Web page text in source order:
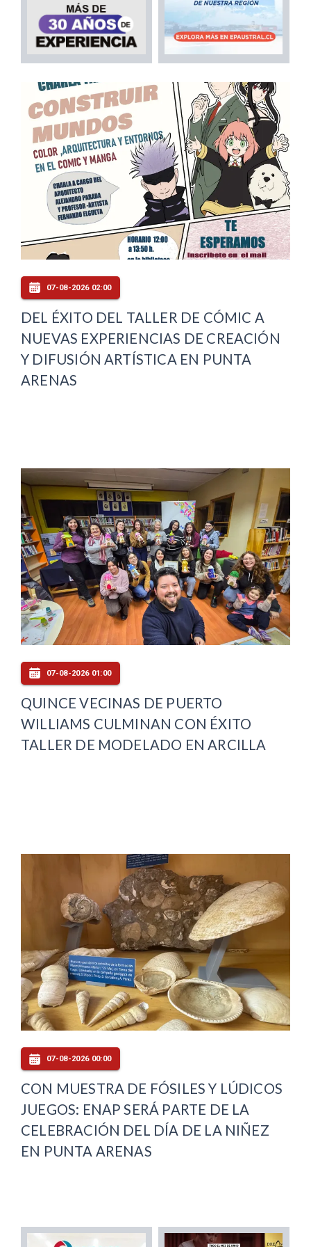
07-08-2026 02:00
DEL ÉXITO DEL TALLER DE CÓMIC A
NUEVAS EXPERIENCIAS DE CREACIÓN
Y DIFUSIÓN ARTÍSTICA EN PUNTA
ARENAS
07-08-2026 01:00
QUINCE VECINAS DE PUERTO
WILLIAMS CULMINAN CON ÉXITO
TALLER DE MODELADO EN ARCILLA
07-08-2026 00:00
CON MUESTRA DE FÓSILES Y LÚDICOS
JUEGOS: ENAP SERÁ PARTE DE LA
CELEBRACIÓN DEL DÍA DE LA NIÑEZ
EN PUNTA ARENAS